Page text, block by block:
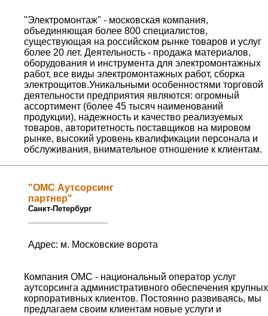
"Электромонтаж" - московская компания,
объединяющая более 800 специалистов,
существующая на российском рынке товаров и услуг
более 20 лет. Деятельность - продажа материалов,
оборудования и инструмента для электромонтажных
работ, все виды электромонтажных работ, сборка
электрощитов.Уникальными особенностями торговой
деятельности предприятия являются: огромный
ассортимент (более 45 тысяч наименований
продукции), надежность и качество реализуемых
товаров, авторитетность поставщиков на мировом
рынке, высокий уровень квалификации персонала и
обслуживания, внимательное отношение к клиентам.
"ОМС Аутсорсинг
партнер"
Санкт-Петербург
Адрес: м. Московские ворота
Компания ОМС - национальный оператор услуг
аутсорсинга административного обеспечения крупных
корпоративных клиентов. Постоянно развиваясь, мы
предлагаем своим клиентам новые услуги и